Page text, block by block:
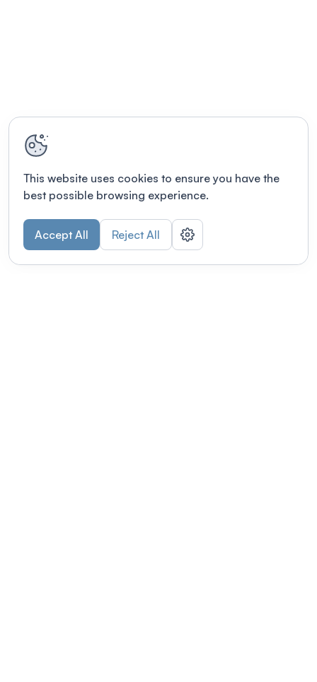
This website uses cookies to ensure you have the
best possible browsing experience.
Accept All Reject All